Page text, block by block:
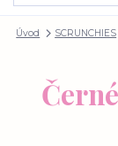
Úvod SCRUNCHIES